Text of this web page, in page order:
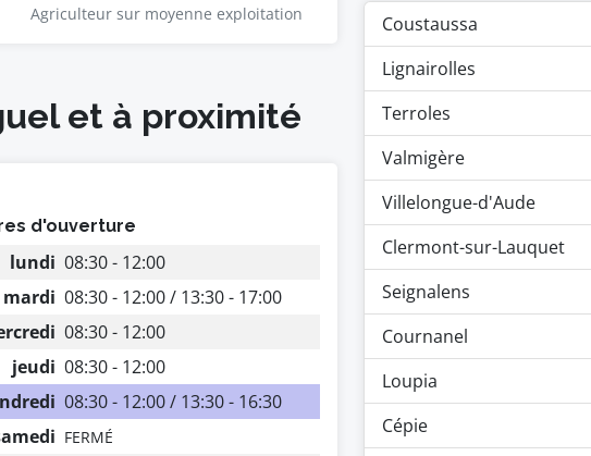
Agriculteur sur moyenne exploitation
et à proximité
d'ouverture
lundi 08:30 - 12:00
mardi 08:30 - 12:00 / 13:30 - 17:00
08:30 - 12:00
jeudi 08:30 - 12:00
08:30 - 12:00 / 13:30 - 16:30
FERMÉ
Coustaussa
Lignairolles
Terroles
Valmigère
Villelongue-d'Aude
Clermont-sur-Lauquet
Seignalens
Cournanel
Loupia
Cépie